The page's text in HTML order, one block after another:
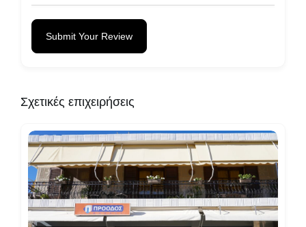
Submit Your Review
Σχετικές επιχειρήσεις